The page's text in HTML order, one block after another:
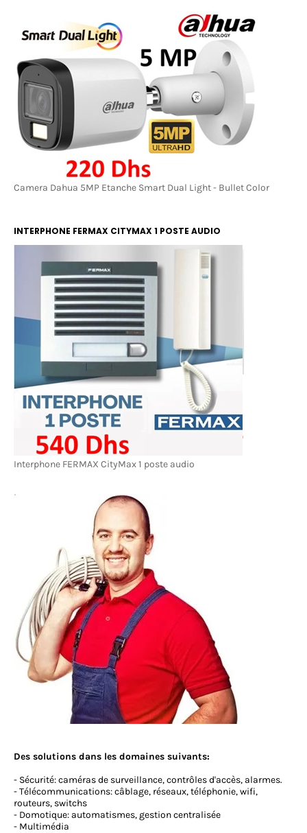
Camera Dahua 5MP Etanche Smart Dual Light - Bullet Color
INTERPHONE FERMAX CITYMAX 1 POSTE AUDIO
Interphone FERMAX CityMax 1 poste audio
Des solutions dans les domaines suivants:
- Sécurité: caméras de surveillance, contrôles d'accès, alarmes.
- Télécommunications: câblage, réseaux, téléphonie, wifi,
routeurs, switchs
- Domotique: automatismes, gestion centralisée
- Multimédia